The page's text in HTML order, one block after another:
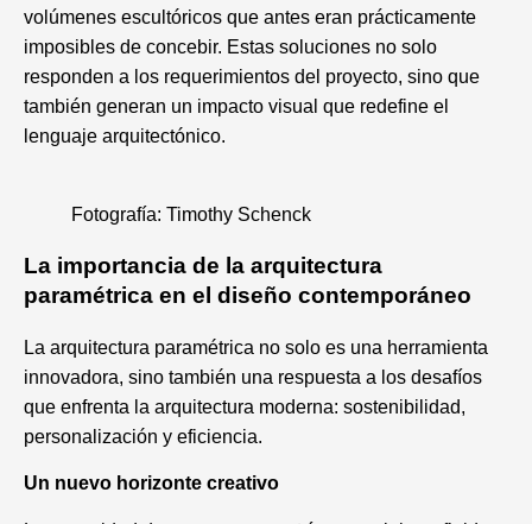
volúmenes escultóricos que antes eran prácticamente
imposibles de concebir. Estas soluciones no solo
responden a los requerimientos del proyecto, sino que
también generan un impacto visual que redefine el
lenguaje arquitectónico.
Fotografía: Timothy Schenck
La importancia de la arquitectura
paramétrica en el diseño contemporáneo
La arquitectura paramétrica no solo es una herramienta
innovadora, sino también una respuesta a los desafíos
que enfrenta la arquitectura moderna: sostenibilidad,
personalización y eficiencia.
Un nuevo horizonte creativo